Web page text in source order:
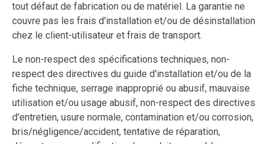
tout défaut de fabrication ou de matériel. La garantie ne
couvre pas les frais d'installation et/ou de désinstallation
chez le client-utilisateur et frais de transport.
Le non-respect des spécifications techniques, non-
respect des directives du guide d'installation et/ou de la
fiche technique, serrage inapproprié ou abusif, mauvaise
utilisation et/ou usage abusif, non-respect des directives
d'entretien, usure normale, contamination et/ou corrosion,
bris/négligence/accident, tentative de réparation,